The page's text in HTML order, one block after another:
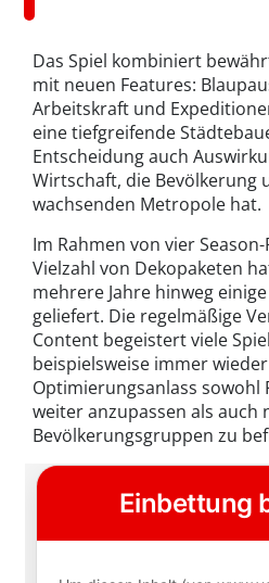
Das Spiel kombiniert
mit neuen Features:
Arbeitskraft und
eine tiefgreifende
Entscheidung auch
Wirtschaft, die Bevölkerung
wachsenden Metropole hat.
Im Rahmen von vier
Vielzahl von Dekopaketen
mehrere Jahre hinweg
geliefert. Die regelmäßige
Content begeistert viele
beispielsweise immer
Optimierungsanlass
weiter anzupassen als auch
Bevölkerungsgruppen zu